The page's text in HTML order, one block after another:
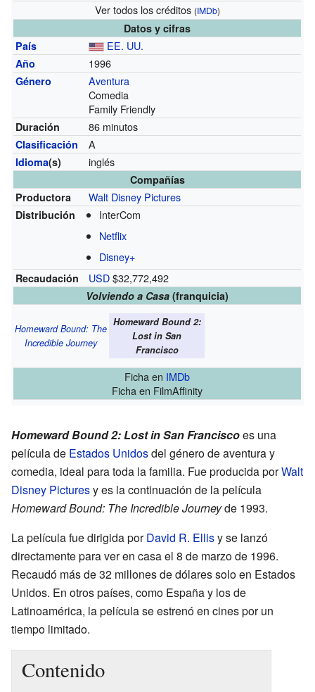
Ver todos los créditos (IMDb)
Datos y cifras
País
EE. UU.
Año 1996
Género
Aventura
Comedia
Family Friendly
Duración 86 minutos
Clasificación A
Idioma(s) inglés
Compañías
Productora
Walt Disney Pictures
Distribución
InterCom
Netflix
Disney+
Recaudación USD$32,772,492
Volviendo a Casa (franquicia)
Homeward Bound: The
Incredible Journey
Homeward Bound 2:
Lost in San
Francisco
Ficha en IMDb
Ficha en FilmAffinity
Homeward Bound 2: Lost in San Franciscoes una
película de Estados Unidosdel género de aventura y
comedia, ideal para toda la familia. Fue producida porWalt
Disney Picturesy es la continuación de la película
Homeward Bound: The Incredible Journeyde 1993.
La película fue dirigida porDavid R. Ellisy se lanzó
directamente para ver en casa el 8 de marzo de 1996.
Recaudó más de 32 millones de dólares solo en Estados
Unidos. En otros países, como España y los de
Latinoamérica, la película se estrenó en cines por un
tiempo limitado.
Contenido